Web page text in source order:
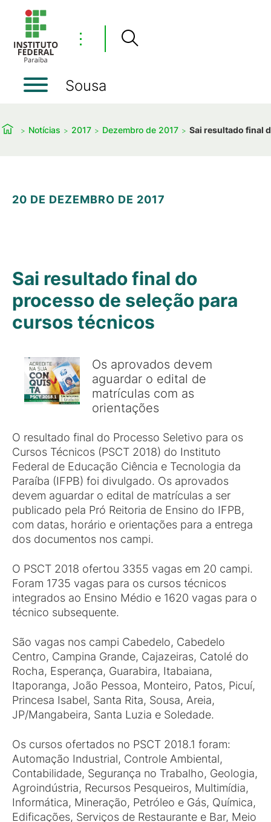
⋮
Sousa
Notícias 2017 Dezembro de 2017 Sai resultado final
20 DE DEZEMBRO DE 2017
Sai resultado final do
processo de seleção para
cursos técnicos
Os aprovados devem
aguardar o edital de
matrículas com as
orientações
O resultado final do Processo Seletivo para os
Cursos Técnicos (PSCT 2018) do Instituto
Federal de Educação Ciência e Tecnologia da
Paraíba (IFPB) foi divulgado. Os aprovados
devem aguardar o edital de matrículas a ser
publicado pela Pró Reitoria de Ensino do IFPB,
com datas, horário e orientações para a entrega
dos documentos nos campi.
O PSCT 2018 ofertou 3355 vagas em 20 campi.
Foram 1735 vagas para os cursos técnicos
integrados ao Ensino Médio e 1620 vagas para o
técnico subsequente.
São vagas nos campi Cabedelo, Cabedelo
Centro, Campina Grande, Cajazeiras, Catolé do
Rocha, Esperança, Guarabira, Itabaiana,
Itaporanga, João Pessoa, Monteiro, Patos, Picuí,
Princesa Isabel, Santa Rita, Sousa, Areia,
JP/Mangabeira, Santa Luzia e Soledade.
Os cursos ofertados no PSCT 2018.1 foram:
Automação Industrial, Controle Ambiental,
Contabilidade, Segurança no Trabalho, Geologia,
Agroindústria, Recursos Pesqueiros, Multimídia,
Informática, Mineração, Petróleo e Gás, Química,
Edificações, Serviços de Restaurante e Bar, Meio